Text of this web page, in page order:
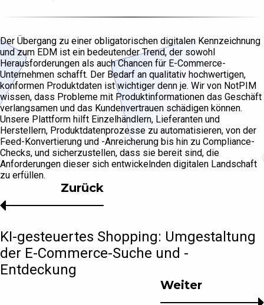
Der Übergang zu einer obligatorischen digitalen Kennzeichnung
und zum EDM ist ein bedeutender Trend, der sowohl
Herausforderungen als auch Chancen für E-Commerce-
Unternehmen schafft. Der Bedarf an qualitativ hochwertigen,
konformen Produktdaten ist wichtiger denn je. Wir von NotPIM
wissen, dass Probleme mit Produktinformationen das Geschäft
verlangsamen und das Kundenvertrauen schädigen können.
Unsere Plattform hilft Einzelhändlern, Lieferanten und
Herstellern, Produktdatenprozesse zu automatisieren, von der
Feed-Konvertierung und -Anreicherung bis hin zu Compliance-
Checks, und sicherzustellen, dass sie bereit sind, die
Anforderungen dieser sich entwickelnden digitalen Landschaft
zu erfüllen.
Weiter
Zurück
KI-gesteuertes Shopping: Umgestaltung
der E-Commerce-Suche und -
Entdeckung